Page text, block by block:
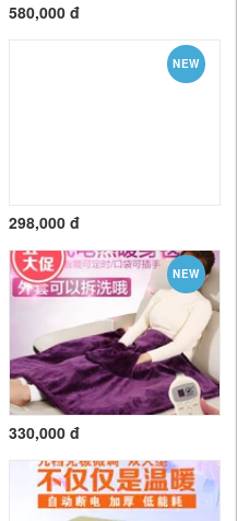
580,000 đ
NEW
298,000 đ
NEW
330,000 đ